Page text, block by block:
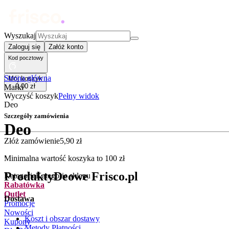
Wyszukaj
Zaloguj się Załóż konto
Kod pocztowy
Mój koszyk
0,00 zł
Wyczyść koszykPełny widok
Szczegóły zamówienia
Złóż zamówienie5,90 zł
Minimalna wartość koszyka to 100 zł
KategorieKategorie sklepu
Rabatówka
Outlet
Promocje
Nowości
Kupony
Strona główna
Marki
Deo
Deo
.
ProduktyDeowe Frisco.pl
Dostawa
Koszt i obszar dostawy